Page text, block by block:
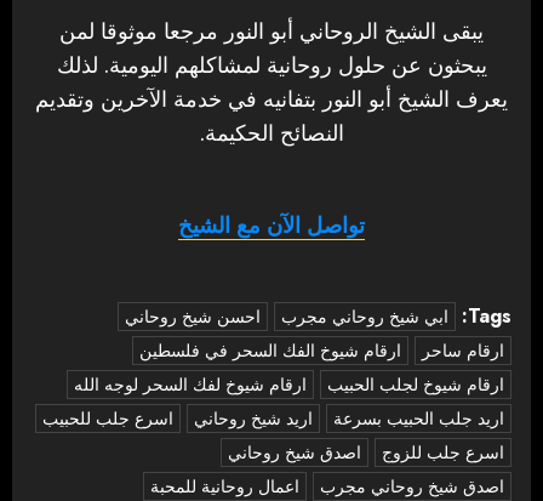
يبقى الشيخ الروحاني أبو النور مرجعا موثوقا لمن
يبحثون عن حلول روحانية لمشاكلهم اليومية. لذلك
يعرف الشيخ أبو النور بتفانيه في خدمة الآخرين وتقديم
النصائح الحكيمة.
تواصل الآن مع الشيخ
Tags: ‏ابي شيخ روحاني مجرب
احسن شيخ روحاني
ارقام ساحر
ارقام شيوخ الفك السحر في فلسطين
ارقام شيوخ لجلب الحبيب
ارقام شيوخ لفك السحر لوجه الله
اريد جلب الحبيب بسرعة
اريد شيخ روحاني
اسرع جلب للحبيب
اسرع جلب للزوج
اصدق شيخ روحاني
اصدق شيخ روحاني مجرب
اعمال روحانية للمحبة